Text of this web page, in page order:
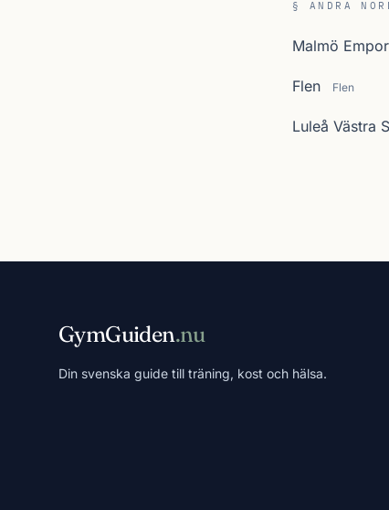
§ ANDRA
Malmö
Flen Flen
Luleå Västra
GymGuiden.nu
Din svenska guide till träning, kost och hälsa.